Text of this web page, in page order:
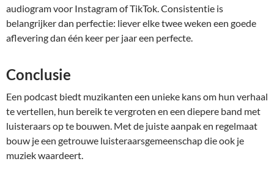
audiogram voor Instagram of TikTok. Consistentie is
belangrijker dan perfectie: liever elke twee weken een goede
aflevering dan één keer per jaar een perfecte.
Conclusie
Een podcast biedt muzikanten een unieke kans om hun verhaal
te vertellen, hun bereik te vergroten en een diepere band met
luisteraars op te bouwen. Met de juiste aanpak en regelmaat
bouw je een getrouwe luisteraarsgemeenschap die ook je
muziek waardeert.